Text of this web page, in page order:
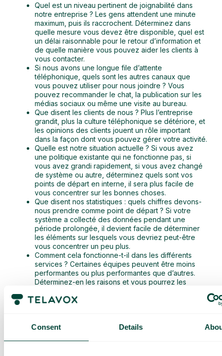
Consent Details
Quel est un niveau pertinent de joignabilité dans
notre entreprise ? Les gens attendent une minute
maximum, puis ils raccrochent. Déterminez dans
quelle mesure vous devez être disponible, quel est
un délai raisonnable pour le retour d’information et
de quelle manière vous pouvez aider les clients à
vous contacter.
Si nous avons une longue file d’attente
téléphonique, quels sont les autres canaux que
vous pouvez utiliser pour nous joindre ? Vous
pouvez recommander le chat, la publication sur les
médias sociaux ou même une visite au bureau.
Que disent les clients de nous ? Plus l’entreprise
grandit, plus la culture téléphonique se détériore, et
les opinions des clients jouent un rôle important
dans la façon dont vous pouvez gérer votre activité.
Quelle est notre situation actuelle ? Si vous avez
une politique existante qui ne fonctionne pas, si
vous avez grandi rapidement, si vous avez changé
de système ou autre, déterminez quels sont vos
points de départ en interne, il sera plus facile de
vous concentrer sur les bonnes choses.
Que disent nos statistiques : quels chiffres devons-
nous prendre comme point de départ ? Si votre
système a collecté des données pendant une
période prolongée, il devient facile de déterminer
les éléments sur lesquels vous devriez peut-être
vous concentrer un peu plus.
Comment cela fonctionne-t-il dans les différents
services ? Certaines équipes peuvent être moins
performantes ou plus performantes que d’autres.
Déterminez-en les raisons et vous pourrez les
comme point de départ